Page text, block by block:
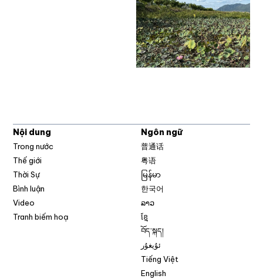
Nội dung
Trong nước
Thế giới
Thời Sự
Bình luận
Video
Tranh biếm hoạ
Ngôn ngữ
普通话
粤语
မြန်မာ
한국어
ລາວ
ខ្មែ
བོད་སྐད།
ئۇيغۇر
Tiếng Việt
English